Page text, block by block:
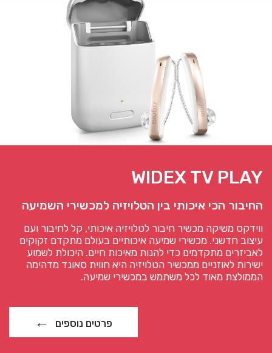
WIDEX TV PLAY
החיבור הכי איכותי בין הטלויזיה למכשירי השמיעה
ווידקס משיקה מכשיר חיבור לטלויזיה איכותי, קל לחיבור ועם
עיצוב חדשני. מכשירי שמיעה איכותיים בעולם מתקדם זקוקים
לאביזרים מתקדמים כדי להנות מאיכות חיים. היכולת לשמוע
ישירות לאוזניים ממכשיר הטלויזיה היא חווית סאונד מדהימה
הממולצת מאוד לכל משתמש במכשירי שמיעה.
פרטים נוספים